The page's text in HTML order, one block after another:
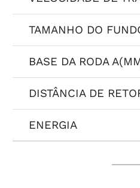
TAMANHO DO
BASE DA RODA
DISTÂNCIA DE
ENERGIA